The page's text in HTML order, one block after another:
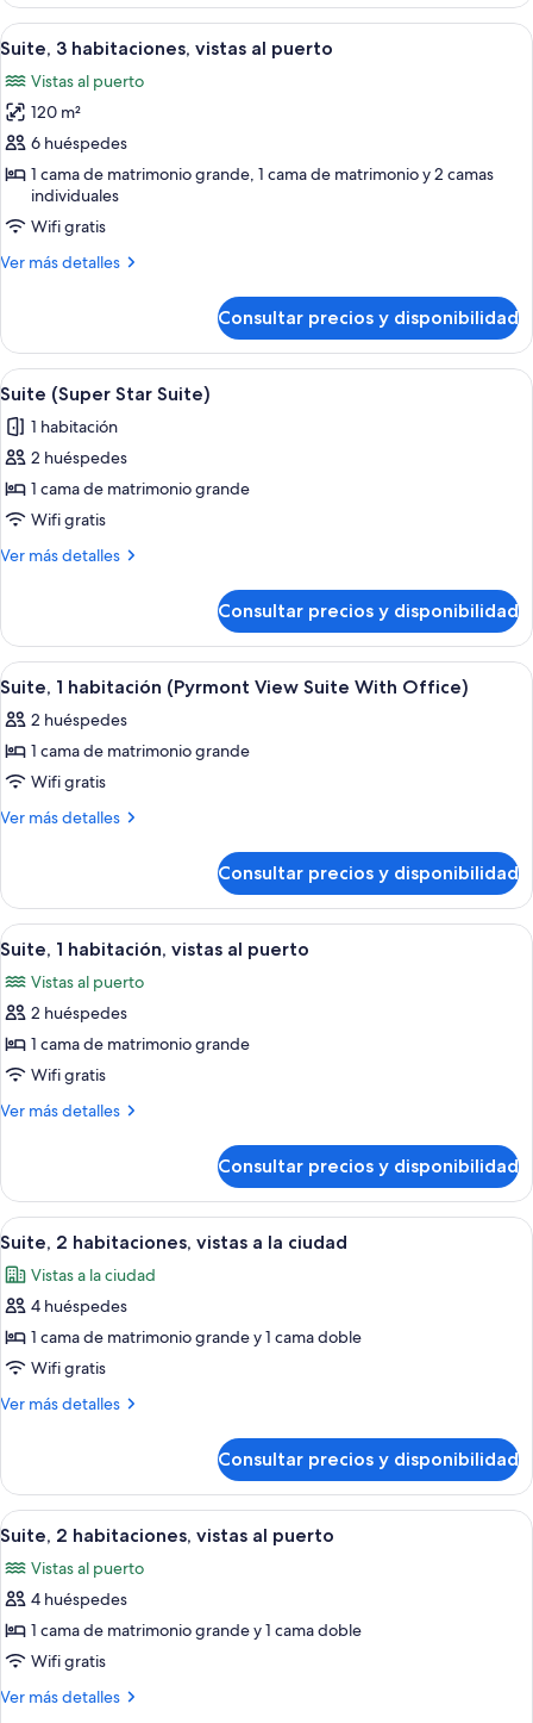
habitaciones
(Pyrmont
Abrir
todas
las
fotos
de
Suite,
habitaciones,
vistas
Una cocina moderna con encimera
6
Suite, 3 habitaciones, vistas al puerto
Vistas al puerto
120 m²
6 huéspedes
1 cama de matrimonio grande, 1 cama de matrimonio y 2 camas
individuales
Wifi gratis
Ver más detalles
Más
3
habitaciones,
vistas
puerto
Consultar precios y disponibilidad
Abrir
todas
las
fotos
de
Suite
(Super
Habitación de hotel moderna con
5
Suite (Super Star Suite)
1 habitación
2 huéspedes
1 cama de matrimonio grande
Wifi gratis
Ver más detalles
Más
(Super
Star
Suite)
Consultar precios y disponibilidad
Abrir
todas
las
fotos
de
Suite,
(Pyrmont
View
Suite
With
Office)
Habitación de hotel con una cama
8
Suite, 1 habitación (Pyrmont View Suite With Office)
2 huéspedes
1 cama de matrimonio grande
Wifi gratis
Ver más detalles
Más
1
habitación
(Pyrmont
Suite
With
Consultar precios y disponibilidad
Abrir
todas
las
fotos
de
Suite,
1
al
puerto
Una cocina moderna con una isla
8
Suite, 1 habitación, vistas al puerto
Vistas al puerto
2 huéspedes
1 cama de matrimonio grande
Wifi gratis
Ver más detalles
Más
1
habitación,
vistas
puerto
Consultar precios y disponibilidad
Abrir
todas
las
fotos
de
Suite,
2
a
la
ciudad
Habitación de hotel moderna con
7
Suite, 2 habitaciones, vistas a la ciudad
Vistas a la ciudad
4 huéspedes
1 cama de matrimonio grande y 1 cama doble
Wifi gratis
Ver más detalles
Más
2
habitaciones,
vistas
la
ciudad
Consultar precios y disponibilidad
Abrir
todas
las
fotos
de
Suite,
2
Habitación de hotel con una cama
6
Suite, 2 habitaciones, vistas al puerto
Vistas al puerto
4 huéspedes
1 cama de matrimonio grande y 1 cama doble
Wifi gratis
Ver más detalles
Más